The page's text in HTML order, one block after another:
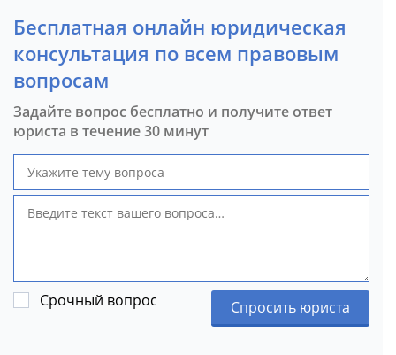
Бесплатная онлайн юридическая
консультация по всем правовым
вопросам
Задайте вопрос бесплатно и получите ответ
юриста в течение 30 минут
Срочный вопрос Спросить юриста